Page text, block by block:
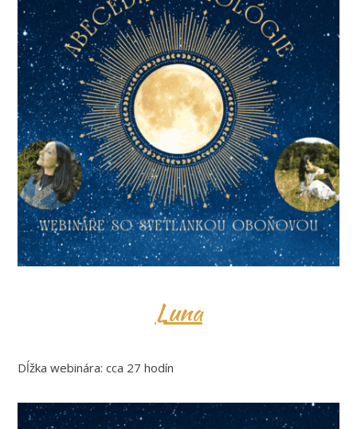
Luna
Dĺžka webinára: cca 27 hodín